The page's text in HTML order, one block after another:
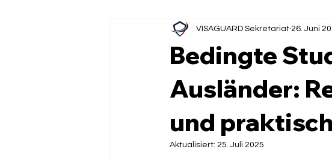
Bedingte
Ausländer:
und
VISAGUARD Sekretariat 26. Juni
Aktualisiert: 25. Juli 2025